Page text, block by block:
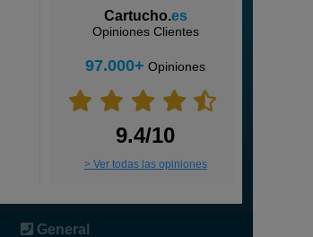
Cartucho.es
Opiniones Clientes
97.000+ Opiniones
9.4/10
> Ver todas las opiniones
General